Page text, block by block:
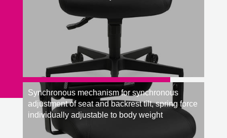
Synchronous mechanism for synchronous
adjustment of seat and backrest tilt, spring force
individually adjustable to body weight